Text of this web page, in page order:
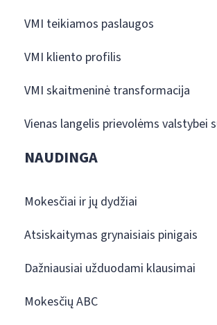
VMI teikiamos paslaugos
VMI kliento profilis
VMI skaitmeninė transformacija
Vienas langelis prievolėms valstybei
NAUDINGA
Mokesčiai ir jų dydžiai
Atsiskaitymas grynaisiais pinigais
Dažniausiai užduodami klausimai
Mokesčių ABC